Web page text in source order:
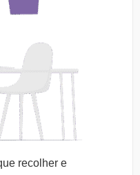
recolher e